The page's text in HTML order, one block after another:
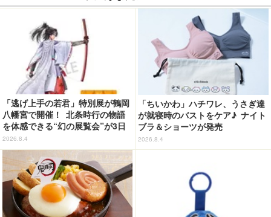
「逃げ上手の若君」特別展が鶴岡
八幡宮で開催！ 北条時行の物語
を体感できる“幻の展覧会”が3日
間限定で登場【8/28～30】
2026.8.4
「ちいかわ」ハチワレ、うさぎ達
が就寝時のバストをケア♪ ナイト
ブラ＆ショーツが発売
2026.8.4